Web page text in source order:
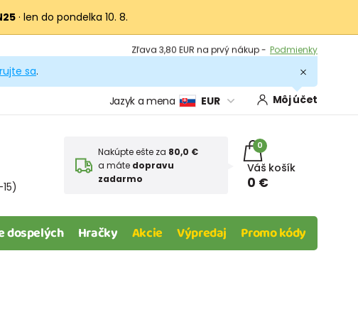
· len do pondelka 10. 8.
Výmena a vrátenie tovaru - Zobraziť
Podmienky
sa.
Jazyk a mena EUR Môj účet
Nakúpte ešte za 80,0 €
a máte dopravu
zadarmo
0
Váš košík
0 €
dospelých Hračky Akcie Výpredaj Promo kódy